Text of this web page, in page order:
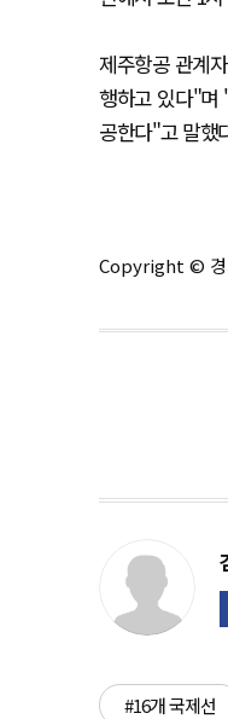
제주항공 관계
행하고 있다"며
공한다"고 말했
Copyright © 경
#16개 국제선